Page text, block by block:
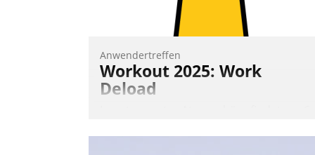
Anwendertreffen
Workout 2025: Work
Deload